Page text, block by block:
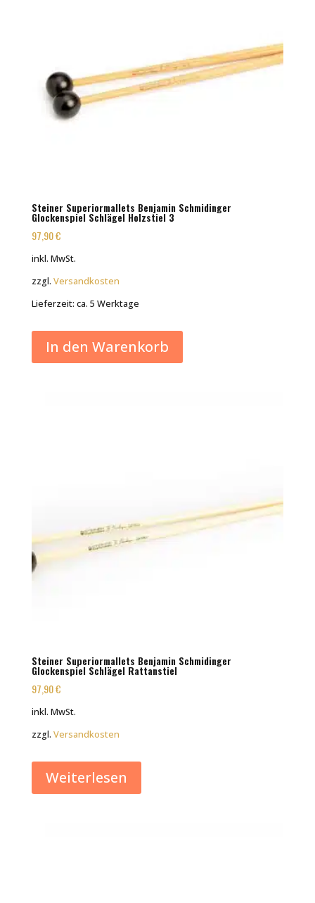
Steiner Superiormallets Benjamin Schmidinger
Glockenspiel Schlägel Holzstiel 3
97,90€
inkl. MwSt.
zzgl. Versandkosten
Lieferzeit: ca. 5 Werktage
In den Warenkorb
Steiner Superiormallets Benjamin Schmidinger
Glockenspiel Schlägel Rattanstiel
97,90€
inkl. MwSt.
zzgl. Versandkosten
Weiterlesen